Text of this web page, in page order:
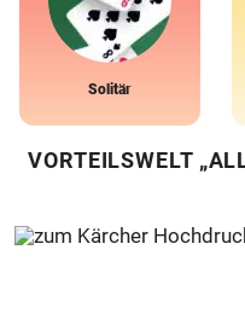
Solitär
VORTEILSWELT